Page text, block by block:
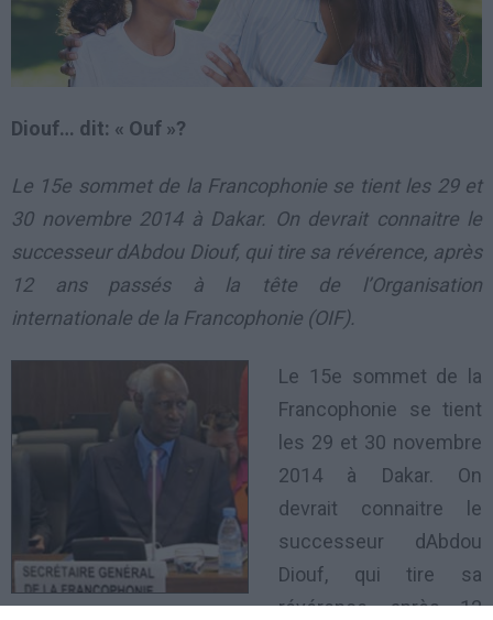
Diouf… dit: « Ouf »?
Le 15e sommet de la Francophonie se tient les 29 et
30 novembre 2014 à Dakar. On devrait connaitre le
successeur dAbdou Diouf, qui tire sa révérence, après
12 ans passés à la tête de l’Organisation
internationale de la Francophonie (OIF).
Le 15e sommet de la
Francophonie se tient
les 29 et 30 novembre
2014 à Dakar. On
devrait connaitre le
successeur dAbdou
Diouf, qui tire sa
révérence, après 12